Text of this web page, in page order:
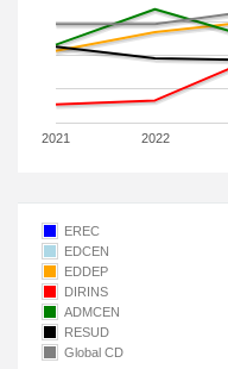
2021 2022
EREC
EDCEN
EDDEP
DIRINS
ADMCEN
RESUD
Global CD